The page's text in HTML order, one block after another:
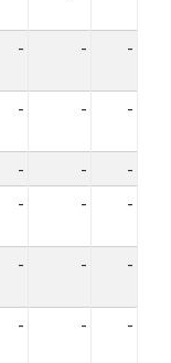
- - -
- - -
- -
-
- - -
- - -
- - -